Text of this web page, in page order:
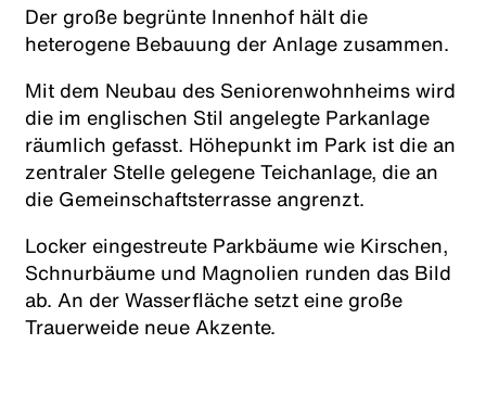
Der große begrünte Innenhof hält die
heterogene Bebauung der Anlage zusammen.
Mit dem Neubau des Seniorenwohnheims wird
die im englischen Stil angelegte Parkanlage
räumlich gefasst. Höhepunkt im Park ist die an
zentraler Stelle gelegene Teichanlage, die an
die Gemeinschaftsterrasse angrenzt.
Locker eingestreute Parkbäume wie Kirschen,
Schnurbäume und Magnolien runden das Bild
ab. An der Wasserfläche setzt eine große
Trauerweide neue Akzente.